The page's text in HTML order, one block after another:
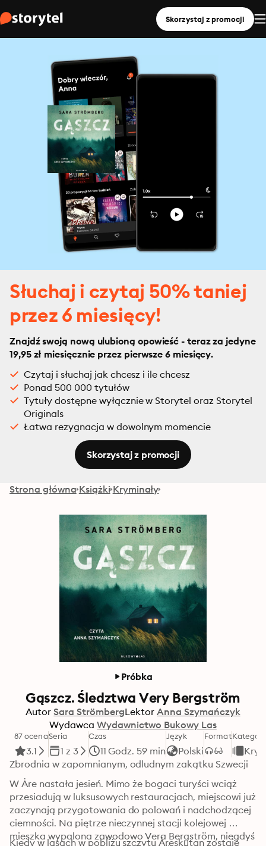
Skorzystaj z promocji
Słuchaj i czytaj 50% taniej
przez 6 miesięcy!
Znajdź swoją nową ulubioną opowieść - teraz za jedyne
19,95 zł miesięcznie przez pierwsze 6 miesięcy.
Czytaj i słuchaj jak chcesz i ile chcesz
Ponad 500 000 tytułów
Tytuły dostępne wyłącznie w Storytel oraz Storytel
Originals
Łatwa rezygnacja w dowolnym momencie
Skorzystaj z promocji
Strona główna Książki Kryminały
Próbka
Gąszcz. Śledztwa Very Bergström
Autor Sara StrömbergLektor Anna Szymańczyk
Wydawca Wydawnictwo Bukowy Las
87 ocena
3.1
Seria
1 z 3
Czas
11 Godz. 59 min
Język
Polski
Format
Zbrodnia w zapomnianym, odludnym zakątku Szwecji
W Åre nastała jesień. Mimo że bogaci turyści wciąż
przesiadują w luksusowych restauracjach, miejscowi już
zaczynają przygotowania do polowań i nadchodzącej
ciemności. Na piętrze nieczynnej stacji kolejowej
mieszka wypalona zawodowo Vera Bergström, niegdyś
Kiedy w lasach w pobliżu szczytu Åreskutan zostaje